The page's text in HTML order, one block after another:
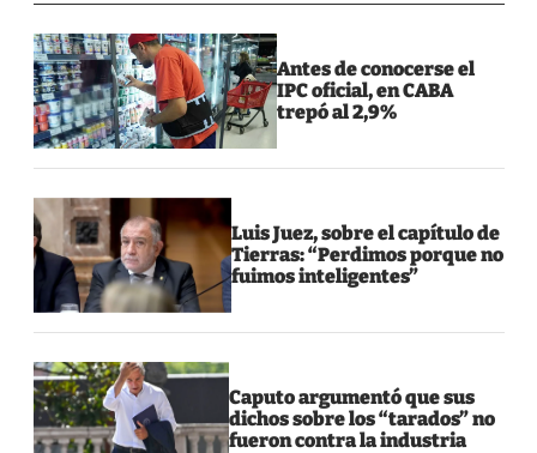
Antes de conocerse el
IPC oficial, en CABA
trepó al 2,9%
Luis Juez, sobre el capítulo de
Tierras: “Perdimos porque no
fuimos inteligentes”
Caputo argumentó que sus
dichos sobre los “tarados” no
fueron contra la industria